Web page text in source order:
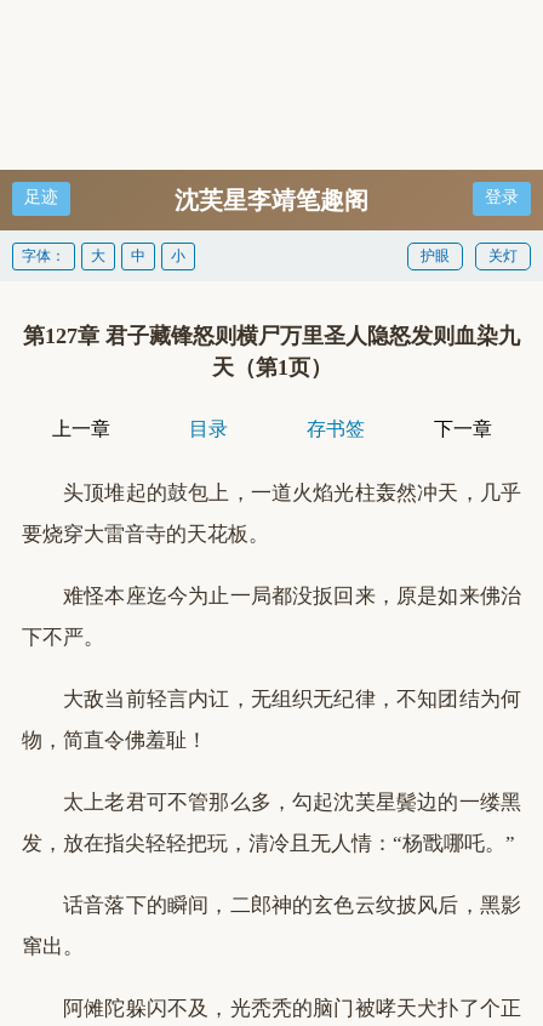
足迹 沈芙星李靖笔趣阁 登录
关灯
护眼
字体： 大 中 小
第127章 君子藏锋怒则横尸万里圣人隐怒发则血染九
天（第1页）
上一章 目录 存书签 下一章
头顶堆起的鼓包上，一道火焰光柱轰然冲天，几乎
要烧穿大雷音寺的天花板。
难怪本座迄今为止一局都没扳回来，原是如来佛治
下不严。
大敌当前轻言内讧，无组织无纪律，不知团结为何
物，简直令佛羞耻！
太上老君可不管那么多，勾起沈芙星鬓边的一缕黑
发，放在指尖轻轻把玩，清冷且无人情：“杨戬哪吒。”
话音落下的瞬间，二郎神的玄色云纹披风后，黑影
窜出。
阿傩陀躲闪不及，光秃秃的脑门被哮天犬扑了个正